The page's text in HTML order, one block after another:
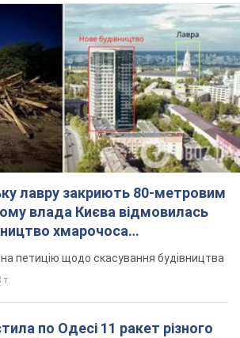
лавру закриють 80-метровим
влада Києва відмовилась
хмарочоса
петицію щодо скасування будівництва
т.
по Одесі 11 ракет різного